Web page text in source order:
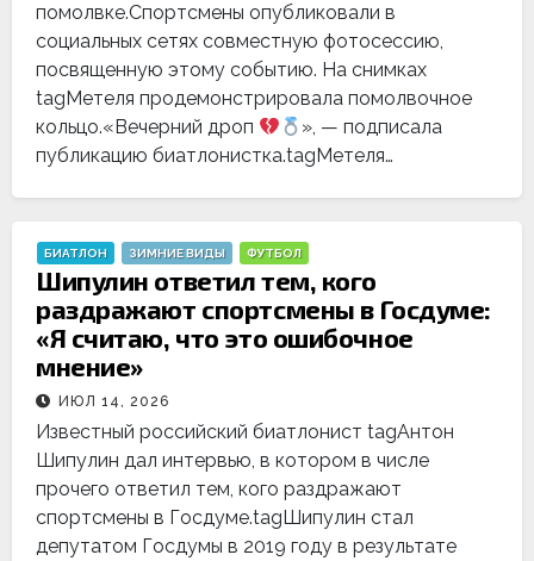
помолвке.Спортсмены опубликовали в
социальных сетях совместную фотосессию,
посвященную этому событию. На снимках
tagМетеля продемонстрировала помолвочное
кольцо.«Вечерний дроп
», — подписала
публикацию биатлонистка.tagМетеля…
БИАТЛОН ЗИМНИЕ ВИДЫ ФУТБОЛ
Шипулин ответил тем, кого
раздражают спортсмены в Госдуме:
«Я считаю, что это ошибочное
мнение»
ИЮЛ 14, 2026
Известный российский биатлонист tagАнтон
Шипулин дал интервью, в котором в числе
прочего ответил тем, кого раздражают
спортсмены в Госдуме.tagШипулин стал
депутатом Госдумы в 2019 году в результате